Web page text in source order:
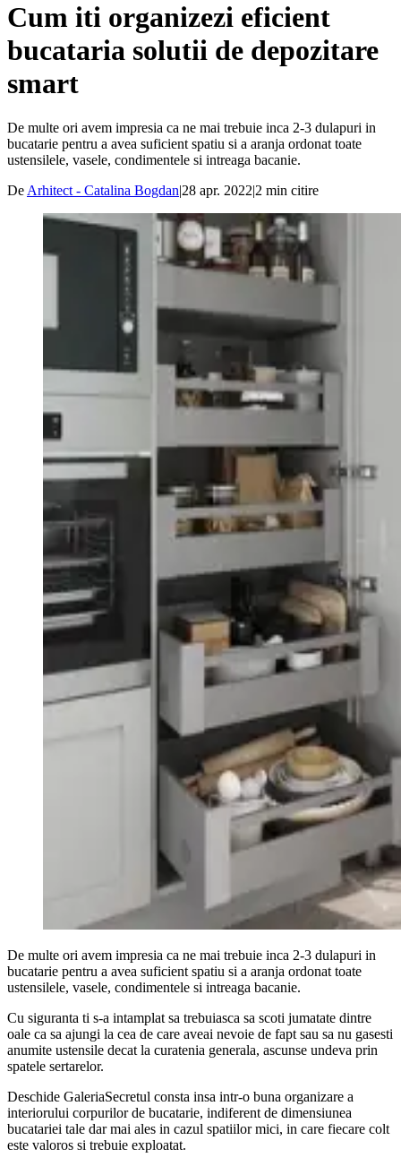
Cum iti organizezi eficient
bucataria solutii de depozitare
smart
De multe ori avem impresia ca ne mai trebuie inca 2-3 dulapuri in
bucatarie pentru a avea suficient spatiu si a aranja ordonat toate
ustensilele, vasele, condimentele si intreaga bacanie.
De Arhitect - Catalina Bogdan|28 apr. 2022|2 min citire
De multe ori avem impresia ca ne mai trebuie inca 2-3 dulapuri in
bucatarie pentru a avea suficient spatiu si a aranja ordonat toate
ustensilele, vasele, condimentele si intreaga bacanie.
Cu siguranta ti s-a intamplat sa trebuiasca sa scoti jumatate dintre
oale ca sa ajungi la cea de care aveai nevoie de fapt sau sa nu gasesti
anumite ustensile decat la curatenia generala, ascunse undeva prin
spatele sertarelor.
Deschide GaleriaSecretul consta insa intr-o buna organizare a
interiorului corpurilor de bucatarie, indiferent de dimensiunea
bucatariei tale dar mai ales in cazul spatiilor mici, in care fiecare colt
este valoros si trebuie exploatat.